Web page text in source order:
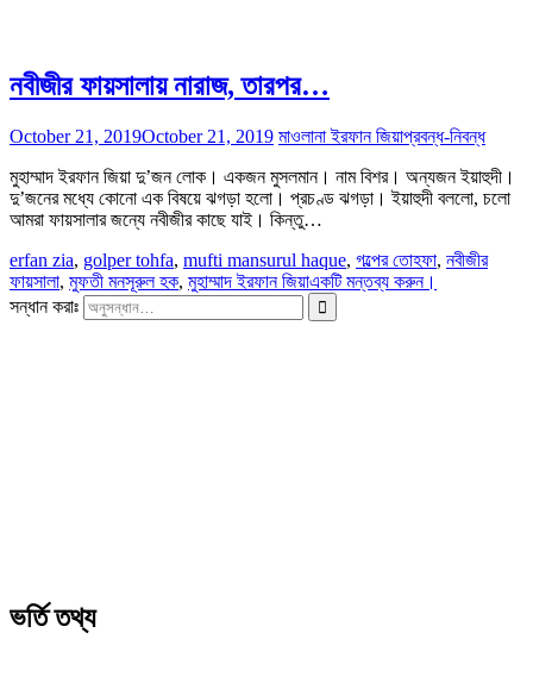
নবীজীর ফায়সালায় নারাজ, তারপর…
October 21, 2019October 21, 2019 মাওলানা ইরফান জিয়াপ্রবন্ধ-নিবন্ধ
মুহাম্মাদ ইরফান জিয়া দু’জন লোক। একজন মুসলমান। নাম বিশর। অন্যজন ইয়াহুদী।
দু’জনের মধ্যে কোনো এক বিষয়ে ঝগড়া হলো। প্রচণ্ড ঝগড়া। ইয়াহুদী বললো, চলো
আমরা ফায়সালার জন্যে নবীজীর কাছে যাই। কিন্তু…
erfan zia, golper tohfa, mufti mansurul haque, গল্পের তোহফা, নবীজীর
ফায়সালা, মুফতী মনসূরুল হক, মুহাম্মাদ ইরফান জিয়াএকটি মন্তব্য করুন।
সন্ধান করাঃ
ভর্তি তথ্য